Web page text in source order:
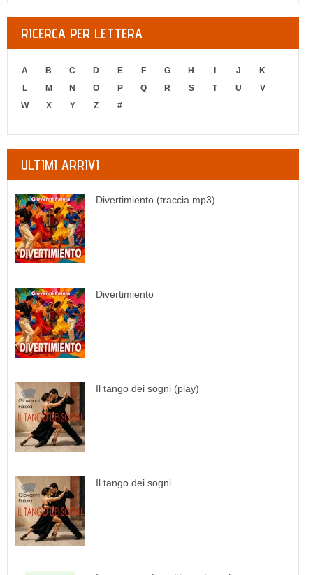
RICERCA PER LETTERA
A B C D E F G H J
K
L
M N O P Q R S T U
V
W
X Y Z #
ULTIMI ARRIVI
Divertimiento (traccia mp3)
Divertimiento
Il tango dei sogni (play)
Il tango dei sogni